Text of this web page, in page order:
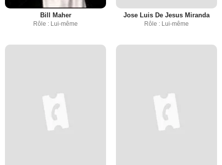
Bill Maher
Rôle : Lui-même
Jose Luis De Jesus Miranda
Rôle : Lui-même